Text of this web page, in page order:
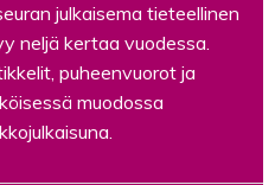
julkaisema tieteellinen
neljä kertaa vuodessa.
puheenvuorot ja
muodossa